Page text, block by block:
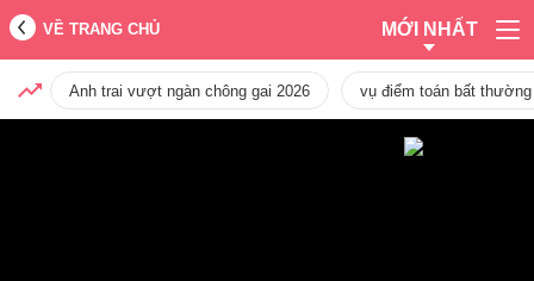
VỀ TRANG CHỦ MỚI NHẤT
Anh trai vượt ngàn chông gai 2026 vụ điểm toán bất